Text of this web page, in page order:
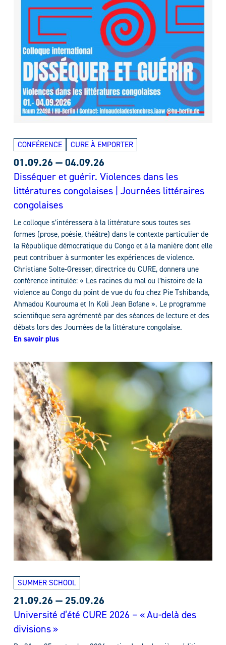
CONFÉRENCE CURE À EMPORTER
01.09.26 — 04.09.26
Disséquer et guérir. Violences dans les
littératures congolaises | Journées littéraires
congolaises
Le colloque s’intéressera à la littérature sous toutes ses
formes (prose, poésie, théâtre) dans le contexte particulier de
la République démocratique du Congo et à la manière dont elle
peut contribuer à surmonter les expériences de violence.
Christiane Solte-Gresser, directrice du CURE, donnera une
conférence intitulée: « Les racines du mal ou l’histoire de la
violence au Congo du point de vue du fou chez Pie Tshibanda,
Ahmadou Kourouma et In Koli Jean Bofane ». Le programme
scientifique sera agrémenté par des séances de lecture et des
débats lors des Journées de la littérature congolaise.
En savoir plus
SUMMER SCHOOL
21.09.26 — 25.09.26
Université d’été CURE 2026 – « Au-delà des
divisions »